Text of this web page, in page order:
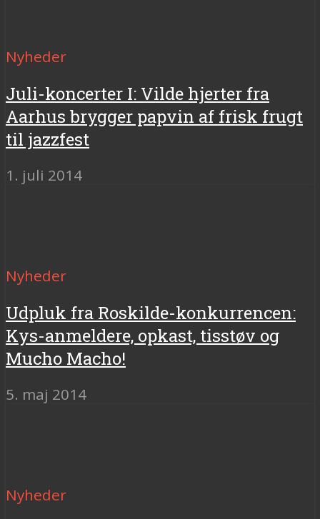
Nyheder
Juli-koncerter I: Vilde hjerter fra
Aarhus brygger papvin af frisk frugt
til jazzfest
1. juli 2014
Nyheder
Udpluk fra Roskilde-konkurrencen:
Kys-anmeldere, opkast, tisstøv og
Mucho Macho!
5. maj 2014
Nyheder